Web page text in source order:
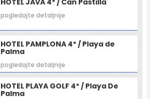
HOTEL JAVA 4* / Can Pastilla
pogledajte detaljnije
HOTEL PAMPLONA 4* / Playa de
Palma
pogledajte detaljnije
HOTEL PLAYA GOLF 4* / Playa De
Palma